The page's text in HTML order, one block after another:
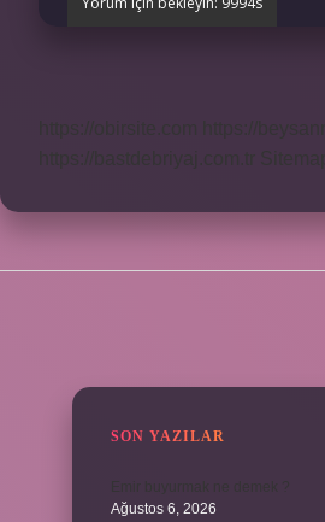
SON YAZILAR
Ağustos 6, 2026